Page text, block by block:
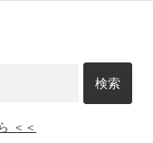
＜＜